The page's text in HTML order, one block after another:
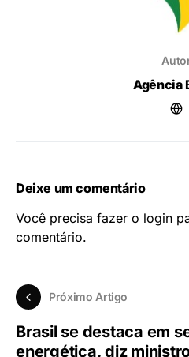
Agência
Deixe um comentário
Você precisa fazer o login
comentário.
Próximo Artigo
Brasil se destaca em
energética, diz